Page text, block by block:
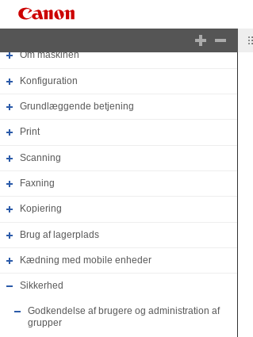
Manualens top
Om maskinen
Konfiguration
Grundlæggende betjening
Print
Scanning
Faxning
Kopiering
Brug af lagerplads
Kædning med mobile enheder
Sikkerhed
Godkendelse af brugere og administration af
grupper